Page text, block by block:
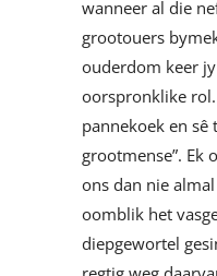
wanneer al die
grootouers
ouderdom keer
oorspronklike
pannekoek en
grootmense”. Ek
ons dan nie
oomblik het
diepgewortel